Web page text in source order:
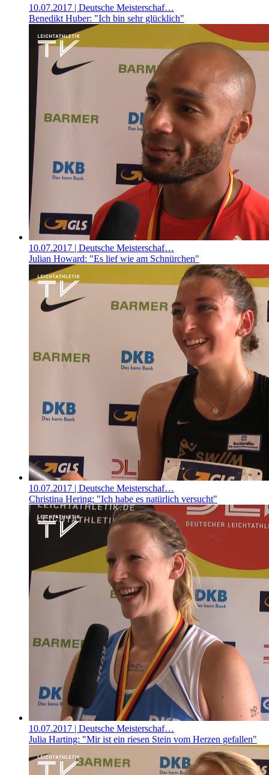
10.07.2017 | Deutsche Meisterschaf…
Benedikt Huber: "Ich bin sehr glücklich"
10.07.2017 | Deutsche Meisterschaf…
Julian Howard: "Es lief wie am Schnürchen"
10.07.2017 | Deutsche Meisterschaf…
Christina Hering: "Ich habe es natürlich versucht"
10.07.2017 | Deutsche Meisterschaf…
Julia Harting: "Mir ist ein riesen Stein vom Herzen gefallen"